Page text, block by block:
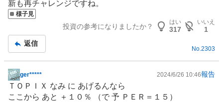
記
事
新も再チャレンジですね。
様子見
投資の参考になりましたか？
はい
317
いいえ
1
返信
No. 2303
掲
示
板
ger***** 2024/6/26 10:46報告
ＴＯＰＩＸ なみ に あげるんなら
ここから あと ＋１０％ （で 予 ＰＥＲ＝１５）